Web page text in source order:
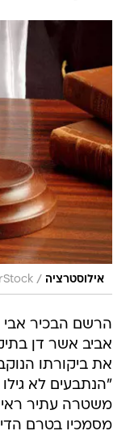
אילוסטרציה /
הרשם הבכיר
אביב אשר דן
את ביקורתו
"הנתבעים לא
משטרה עתיר
מסמכיו בטרם